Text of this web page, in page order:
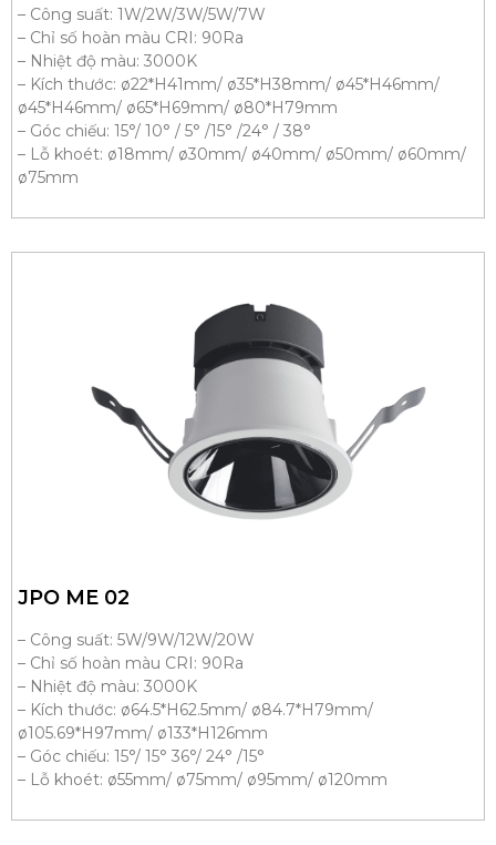
– Công suất: 1W/2W/3W/5W/7W
– Chỉ số hoàn màu CRI: 90Ra
– Nhiệt độ màu: 3000K
– Kích thước: ø22*H41mm/ ø35*H38mm/ ø45*H46mm/
ø45*H46mm/ ø65*H69mm/ ø80*H79mm
– Góc chiếu: 15°/ 10° / 5° /15° /24° / 38°
– Lỗ khoét: ø18mm/ ø30mm/ ø40mm/ ø50mm/ ø60mm/
ø75mm
JPO ME 02
– Công suất: 5W/9W/12W/20W
– Chỉ số hoàn màu CRI: 90Ra
– Nhiệt độ màu: 3000K
– Kích thước: ø64.5*H62.5mm/ ø84.7*H79mm/
ø105.69*H97mm/ ø133*H126mm
– Góc chiếu: 15°/ 15° 36°/ 24° /15°
– Lỗ khoét: ø55mm/ ø75mm/ ø95mm/ ø120mm